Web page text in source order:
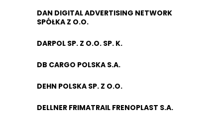
DAN DIGITAL ADVERTISING NETWORK
SPÓŁKA Z O.O.
DARPOL SP. Z O.O. SP. K.
DB CARGO POLSKA S.A.
DEHN POLSKA SP. Z O.O.
DELLNER FRIMATRAIL FRENOPLAST S.A.